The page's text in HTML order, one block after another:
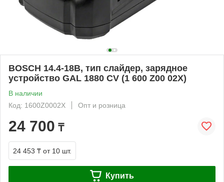
BOSCH 14.4-18B, тип слайдер, зарядное
устройство GAL 1880 CV (1 600 Z00 02X)
В наличии
Код: 1600Z0002X
Опт и розница
24 700 ₸
24 453 ₸ от 10 шт.
Купить